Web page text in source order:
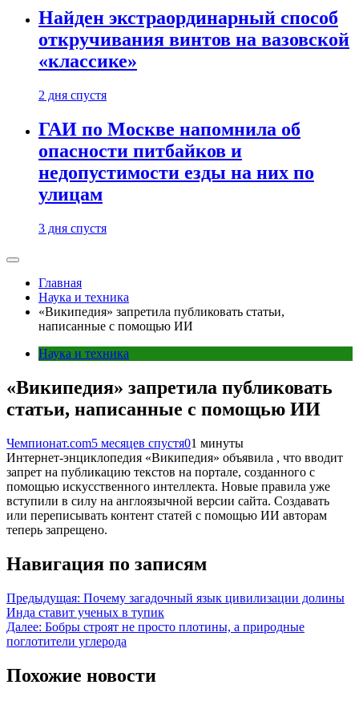
Найден экстраординарный способ
откручивания винтов на вазовской
«классике»
2 дня спустя
ГАИ по Москве напомнила об
опасности питбайков и
недопустимости езды на них по
улицам
3 дня спустя
Главная
Наука и техника
«Википедия» запретила публиковать статьи,
написанные с помощью ИИ
Наука и техника
«Википедия» запретила публиковать
статьи, написанные с помощью ИИ
Чемпионат.com5 месяцев спустя01 минуты
Интернет-энциклопедия «Википедия» объявила , что вводит
запрет на публикацию текстов на портале, созданного с
помощью искусственного интеллекта. Новые правила уже
вступили в силу на англоязычной версии сайта. Создавать
или переписывать контент статей с помощью ИИ авторам
теперь запрещено.
Навигация по записям
Предыдущая: Почему загадочный язык цивилизации долины
Инда ставит ученых в тупик
Далее: Бобры строят не просто плотины, а природные
поглотители углерода
Похожие новости